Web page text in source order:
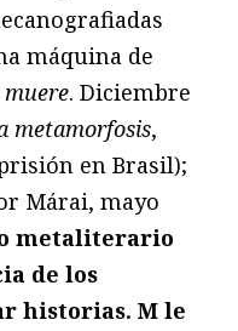
máquina de
. Diciembre
metamorfosis,
en Brasil);
Márai, mayo
metaliterario
de los
historias. M le